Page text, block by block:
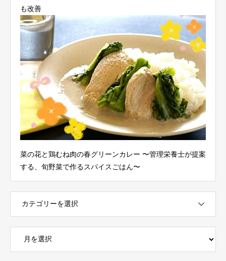
も改善
菜の花と鶏むね肉の春グリーンカレー 〜管理栄養士が提案
する、旬野菜で作るスパイスごはん〜